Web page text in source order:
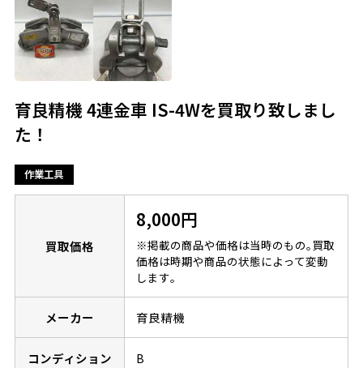
育良精機 4連金車 IS-4Wを買取り致しまし
た！
作業工具
買取価格
8,000円
※掲載の商品や価格は当時のもの｡買取
価格は時期や商品の状態によって変動
します｡
メーカー 育良精機
コンディション B